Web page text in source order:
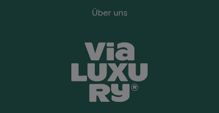
Über uns